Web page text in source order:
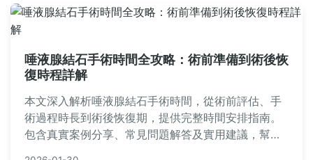
唾液腺結石手術時間全攻略：術前準備到術後恢
復時程詳解
本文深入解析唾液腺結石手術時間，從術前評估、手
術過程時長到術後恢復期，提供完整時間安排指南。
包含真實案例分享、常見問題解答及實用建議，幫助